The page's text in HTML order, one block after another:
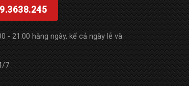
- 21:00 hằng ngày, kể cả ngày lễ và
7